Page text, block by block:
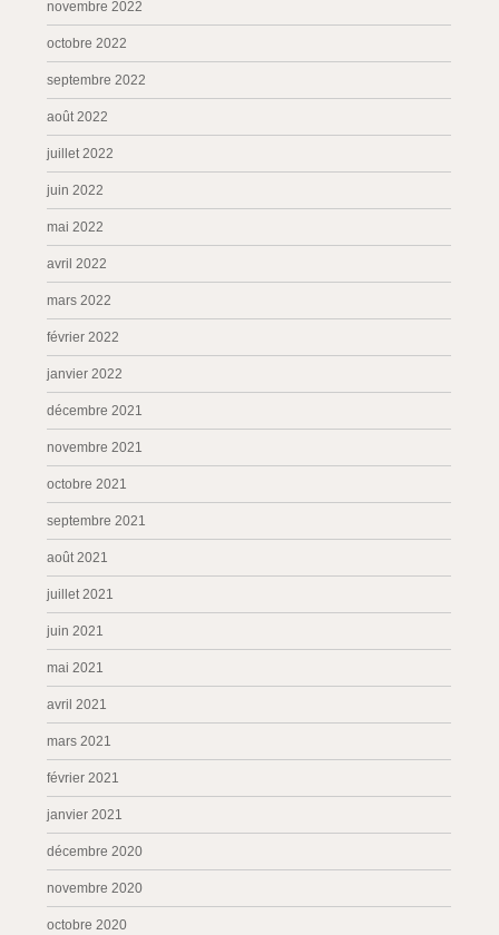
novembre 2022
octobre 2022
septembre 2022
août 2022
juillet 2022
juin 2022
mai 2022
avril 2022
mars 2022
février 2022
janvier 2022
décembre 2021
novembre 2021
octobre 2021
septembre 2021
août 2021
juillet 2021
juin 2021
mai 2021
avril 2021
mars 2021
février 2021
janvier 2021
décembre 2020
novembre 2020
octobre 2020